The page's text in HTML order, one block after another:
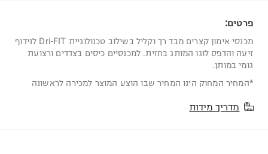
פרטים:
מכנסי אימון קצרים מבד רך וקליל בשילוב טכנולוגיית Dri-FIT לנידוף
זיעה והדפס לוגו המותג בחזית. למכנסיים כיסים בצדדים ורצועת
גומי במותן.
*המחיר המחוק הינו המחיר שבו הוצע המוצר למכירה לראשונה
מדריך מידות